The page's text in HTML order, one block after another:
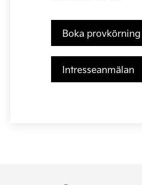
Boka provkörning
Intresseanmälan